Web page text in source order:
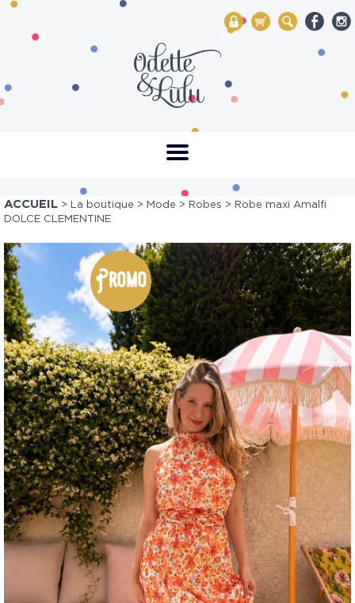
My Account
Mon panier
Rechercher
ACCUEIL > La boutique > Mode > Robes > Robe maxi Amalfi
DOLCE CLEMENTINE
Promo